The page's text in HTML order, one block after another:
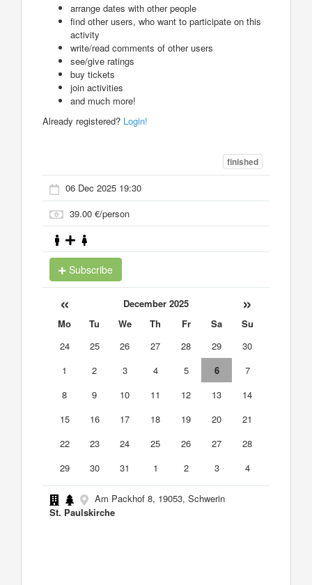
arrange dates with other people
find other users, who want to participate on this
activity
write/read comments of other users
see/give ratings
buy tickets
join activities
and much more!
Already registered? Login!
finished
06 Dec 2025 19:30
39.00 €/person
Subscribe
« December 2025 »
Mo Tu We Th Fr Sa
Su
24
25 26 27 28 29
30
1
2 3 4 5 6
7
8
9 10 11 12 13
14
15
16 17 18 19 20
21
22
23 24 25 26 27
28
29
30 31 1 2 3 4
Am Packhof 8, 19053, Schwerin
St. Paulskirche